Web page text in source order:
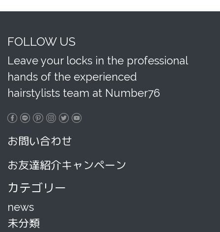
FOLLOW US
Leave your locks in the professional
hands of the experienced
hairstylists team at Number76
お問い合わせ
お友達紹介キャンペーン
カテゴリー
news
未分類